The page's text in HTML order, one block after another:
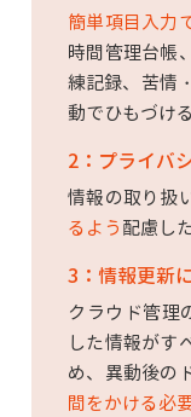
簡単項目入力
時間管理台帳
練記録、苦情
動でひもづけ
2：プライバ
情報の取り扱
るよう配慮し
3：情報更新
クラウド管理
した情報がす
め、異動後の
間をかける必